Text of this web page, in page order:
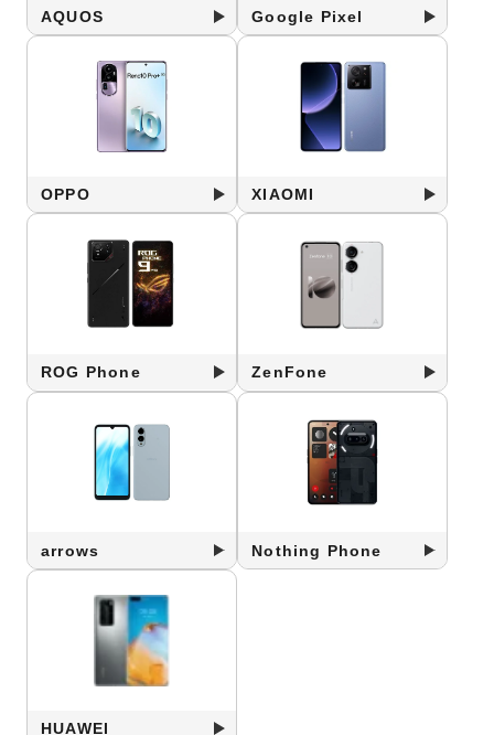
AQUOS Google Pixel
OPPO XIAOMI
ROG Phone ZenFone
arrows Nothing Phone
HUAWEI